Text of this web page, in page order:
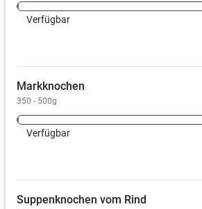
Verfügbar
Markknochen
350 - 500g
Verfügbar
Suppenknochen vom Rind